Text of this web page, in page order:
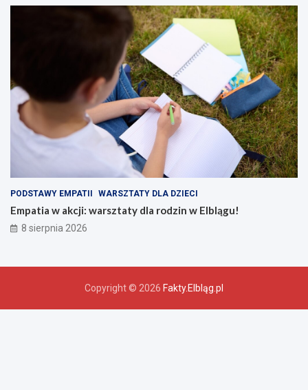
PODSTAWY EMPATII WARSZTATY DLA DZIECI
Empatia w akcji: warsztaty dla rodzin w Elblągu!
8 sierpnia 2026
Copyright © 2026 Fakty.Elbląg.pl